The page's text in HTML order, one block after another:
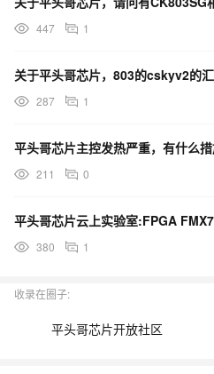
447 1
287 1
平头哥芯片主控发热严重，有什么措
211 0
平头哥芯片云上实验室:FPGA
380 1
收录在圈子:
平头哥芯片开放社区